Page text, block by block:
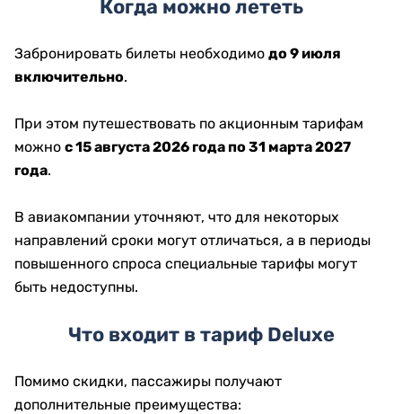
Когда можно лететь
Забронировать билеты необходимо до 9 июля
включительно.
При этом путешествовать по акционным тарифам
можно с 15 августа 2026 года по 31 марта 2027
года.
В авиакомпании уточняют, что для некоторых
направлений сроки могут отличаться, а в периоды
повышенного спроса специальные тарифы могут
быть недоступны.
Что входит в тариф Deluxe
Помимо скидки, пассажиры получают
дополнительные преимущества: